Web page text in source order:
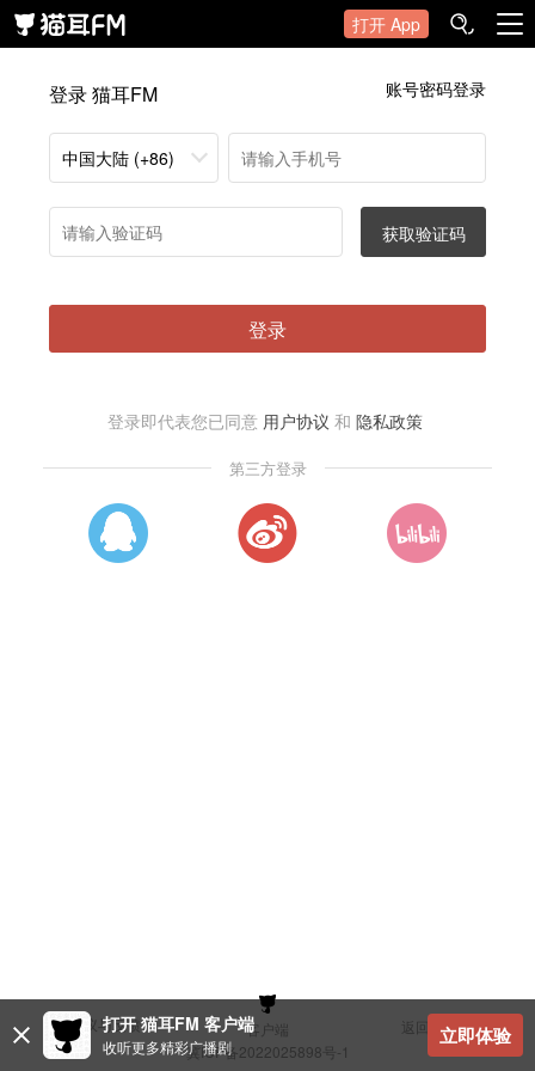
打开 App
登录 猫耳FM 账号密码登录
中国大陆 (+86)
获取验证码
登录
登录即代表您已同意 用户协议 和 隐私政策
第三方登录
建议与反馈 客户端
返回顶部
冀ICP备2022025898号-1
打开 猫耳FM 客户端
收听更多精彩广播剧 立即体验